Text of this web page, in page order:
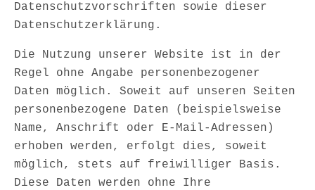
Datenschutzvorschriften sowie dieser
Datenschutzerklärung.
Die Nutzung unserer Website ist in der
Regel ohne Angabe personenbezogener
Daten möglich. Soweit auf unseren Seiten
personenbezogene Daten (beispielsweise
Name, Anschrift oder E-Mail-Adressen)
erhoben werden, erfolgt dies, soweit
möglich, stets auf freiwilliger Basis.
Diese Daten werden ohne Ihre